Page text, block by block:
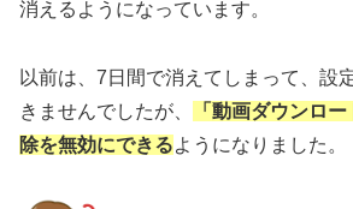
消えるようになっています。
以前は、7日間で消えてしまって、設
きませんでしたが、
「動画ダウンロ
除を無効にできるようになりました。